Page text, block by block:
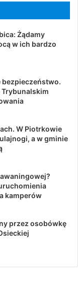
Żądamy
w ich bardzo
bezpieczeństwo.
W Piotrkowie
a w gminie
kamperów
przez osobówkę